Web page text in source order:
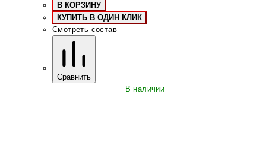
В КОРЗИНУ
КУПИТЬ В ОДИН КЛИК
Смотреть состав
Сравнить
В наличии